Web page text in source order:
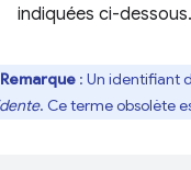
indiquées ci-dessous.
Remarque : Un identifiant
. Ce terme obsolète